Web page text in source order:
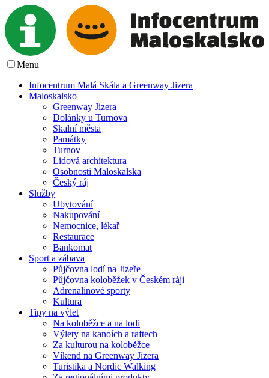
Menu
Infocentrum Malá Skála a Greenway Jizera
Maloskalsko
Greenway Jizera
Dolánky u Turnova
Skalní města
Památky
Turnov
Lidová architektura
Osobnosti Maloskalska
Český ráj
Služby
Ubytování
Nakupování
Nemocnice, lékař
Restaurace
Bankomat
Sport a zábava
Půjčovna lodí na Jizeře
Půjčovna koloběžek v Českém ráji
Adrenalinové sporty
Kultura
Tipy na výlet
Na koloběžce a na lodi
Výlety na kanoích a raftech
Za kulturou na koloběžce
Víkend na Greenway Jizera
Turistika a Nordic Walking